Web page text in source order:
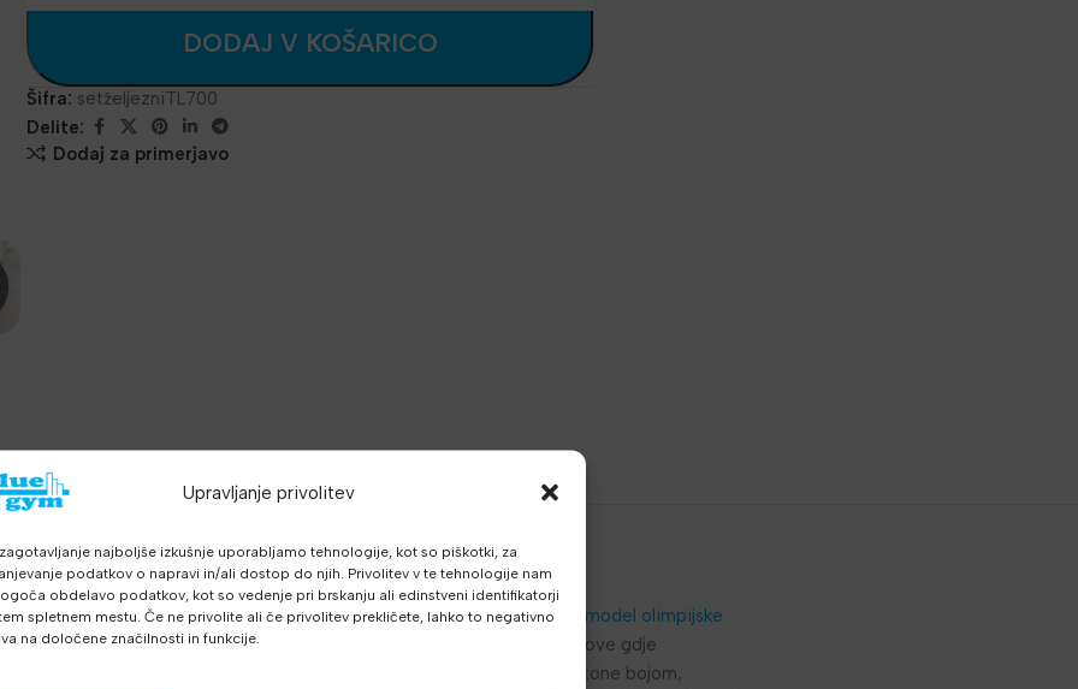
Upravljanje privolitev
najboljše izkušnje uporabljamo tehnologije, kot so piškotki, za
podatkov o napravi in/ali dostop do njih. Privolitev v te tehnologije nam
obdelavo podatkov, kot so vedenje pri brskanju ali edinstveni identifikatorji
spletnem mestu. Če ne privolite ali če privolitev prekličete, lahko to negativno
na določene značilnosti in funkcije.
DODAJ V KOŠARICO
Šifra: setželjezniTL700
Delite:
Dodaj za primerjavo
uteg je osnova i prvi korak za osnivanje svake telovadnice.Team Line model olimpijske
su po cijeni i kvaliteti, naročito za kućnu telovadnico ili manje klubove gdje
mjestu. Narejeni su od lijevanog željeza i obarvani otpornom hammertone bojom,